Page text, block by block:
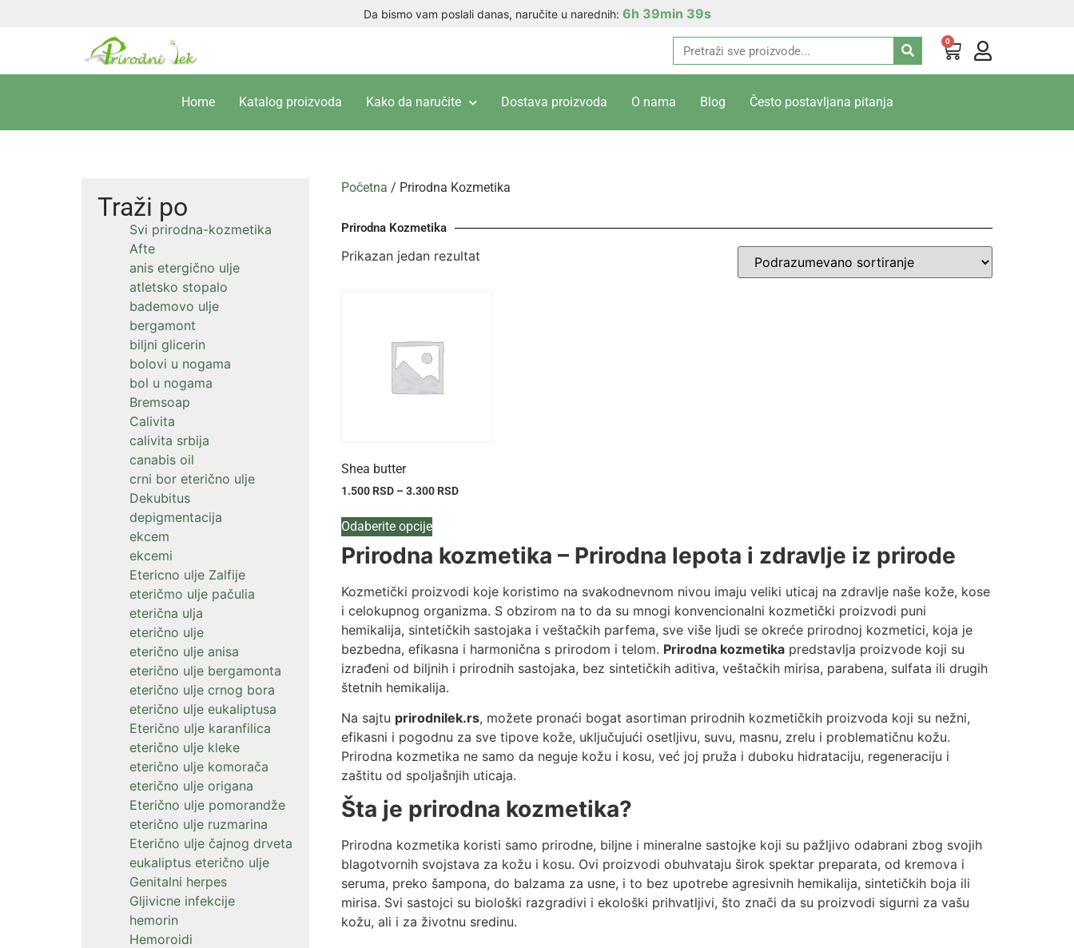
Da bismo vam poslali danas, naručite u narednih: 6h 39min 39s
0
Home Katalog proizvoda Kako da naručite Dostava proizvoda O nama Blog Često postavljana pitanja
Traži po
Svi prirodna-kozmetika
Afte
anis etergično ulje
atletsko stopalo
bademovo ulje
bergamont
biljni glicerin
bolovi u nogama
bol u nogama
Bremsoap
Calivita
calivita srbija
canabis oil
crni bor eterično ulje
Dekubitus
depigmentacija
ekcem
ekcemi
Etericno ulje Zalfije
eteričmo ulje pačulia
eterična ulja
eterično ulje
eterično ulje anisa
eterično ulje bergamonta
eterično ulje crnog bora
eterično ulje eukaliptusa
Eterično ulje karanfilica
eterično ulje kleke
eterično ulje komorača
eterično ulje origana
Eterično ulje pomorandže
eterično ulje ruzmarina
Eterično ulje čajnog drveta
eukaliptus eterično ulje
Genitalni herpes
Gljivicne infekcije
hemorin
Hemoroidi
Početna / Prirodna Kozmetika
Prirodna Kozmetika
Prikazan jedan rezultat
Shea butter
1.500 RSD – 3.300 RSD
Odaberite opcije
Prirodna kozmetika – Prirodna lepota i zdravlje iz prirode
Kozmetički proizvodi koje koristimo na svakodnevnom nivou imaju veliki uticaj na zdravlje naše kože, kose
i celokupnog organizma. S obzirom na to da su mnogi konvencionalni kozmetički proizvodi puni
hemikalija, sintetičkih sastojaka i veštačkih parfema, sve više ljudi se okreće prirodnoj kozmetici, koja je
bezbedna, efikasna i harmonična s prirodom i telom. Prirodna kozmetika predstavlja proizvode koji su
izrađeni od biljnih i prirodnih sastojaka, bez sintetičkih aditiva, veštačkih mirisa, parabena, sulfata ili drugih
štetnih hemikalija.
Na sajtu prirodnilek.rs, možete pronaći bogat asortiman prirodnih kozmetičkih proizvoda koji su nežni,
efikasni i pogodnu za sve tipove kože, uključujući osetljivu, suvu, masnu, zrelu i problematičnu kožu.
Prirodna kozmetika ne samo da neguje kožu i kosu, već joj pruža i duboku hidrataciju, regeneraciju i
zaštitu od spoljašnjih uticaja.
Šta je prirodna kozmetika?
Prirodna kozmetika koristi samo prirodne, biljne i mineralne sastojke koji su pažljivo odabrani zbog svojih
blagotvornih svojstava za kožu i kosu. Ovi proizvodi obuhvataju širok spektar preparata, od kremova i
seruma, preko šampona, do balzama za usne, i to bez upotrebe agresivnih hemikalija, sintetičkih boja ili
mirisa. Svi sastojci su biološki razgradivi i ekološki prihvatljivi, što znači da su proizvodi sigurni za vašu
kožu, ali i za životnu sredinu.